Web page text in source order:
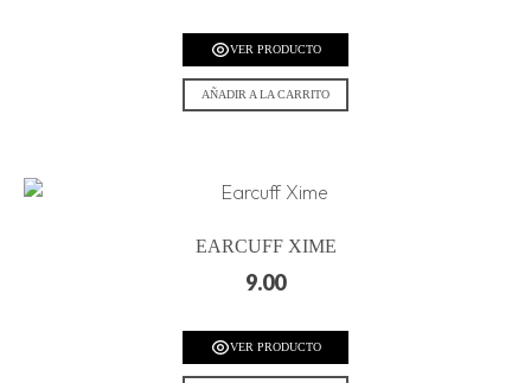
VER PRODUCTO
AÑADIR A LA CARRITO
EARCUFF XIME
9.00
VER PRODUCTO